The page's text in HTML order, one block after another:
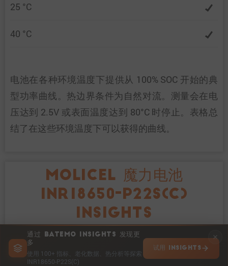
通过 BATEMO INSIGHTS 发现更
多
使用 100+ 指标、老化数据、热分析等探索
INR18650-P22S(C)
试用 INSIGHTS
25 °C
40 °C
电池在各种环境温度下提供从 100% SOC 开始的典
型功率曲线。热边界条件为自然对流。测量会在电
压达到 2.5V 或表面温度达到 80°C 时停止。表格总
结了在这些环境温度下可以获得的曲线。
MOLICEL 魔力电池
INR18650-P22S(C)
INSIGHTS